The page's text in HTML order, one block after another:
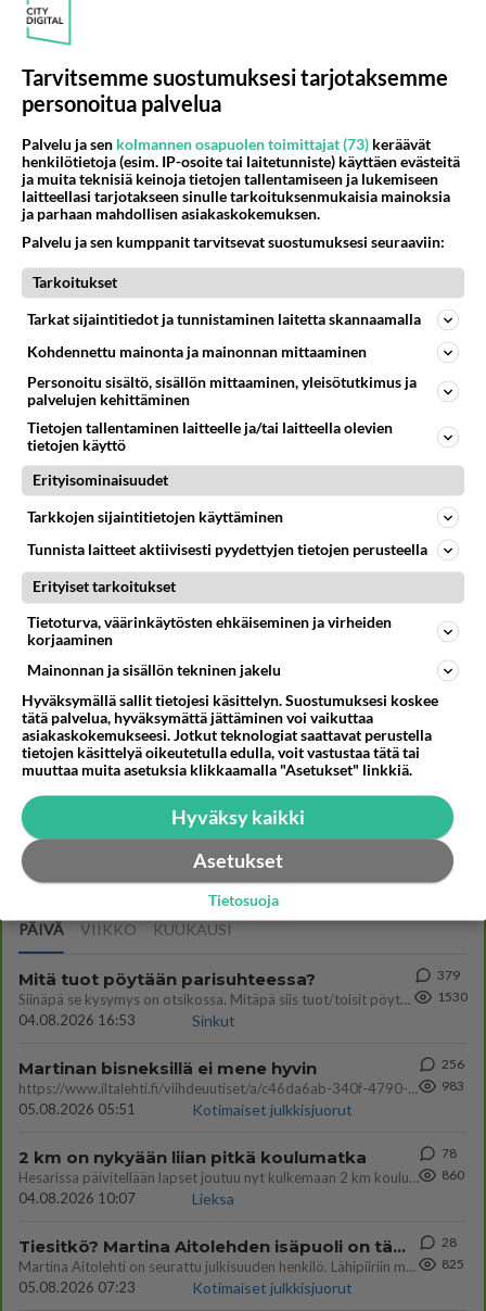
-charizard-
No jo on...tollasii digimonei ei sais kyll lapsil näyttää
olen tosiaan sitä mieltä että koko ohjelma antaa
huonoa esikuvaa pikku
lapsille,jotka eivät vielä oikein tajua tätä mailman
menoa.....
aluksi otin digimonin ihan typeränä
jäljitelmänä mutta tuo jo menee yli
ymmärryksen!entäs jos pikku lapset rupee
ihailemaan tätä satamonia sen
voimien takia?!digimon pitäis lopettaa,toisin kuin
pokémon!
Äänestä Kommentoi
n.t
2001-03-02 15:20:00
ku mä sain synttäri-lahjaks digi(piip)
antaa huonoo mallii pikku-lapsille nää
digit
Äänestä Kommentoi
Kommentoi aloitusta...
Takaisin ylös
LUETUIMMAT KESKUSTELUT
PÄIVÄ VIIKKO KUUKAUSI
Mitä tuot pöytään parisuhteessa?
Siinäpä se kysymys on otsikossa. Mitäpä siis tuot/toisit pöytään parisuhteessa? Oletko mies vai nainen? Koetko sen mitä
04.08.2026 16:53
Sinkut
379
1530
Martinan bisneksillä ei mene hyvin
https://www.iltalehti.fi/viihdeuutiset/a/c46da6ab-340f-4790-aaa7-0865eed2336 Yrityksen konkurssihakemus on tullut kärä
05.08.2026 05:51
Kotimaiset julkkisjuorut
256
983
2 km on nykyään liian pitkä koulumatka
Hesarissa päivitellään lapset joutuu nyt kulkemaan 2 km kouluun jösses. Ruostefillarilla tuo matka menee vaikka miten äk
04.08.2026 10:07
Lieksa
78
860
Tiesitkö? Martina Aitolehden isäpuoli on tämä suosittu laulaja
Martina Aitolehti on seurattu julkisuuden henkilö. Lähipiiriin mahtuu muitakin tunnettuja henkilöitä. Tiesitkö, että Ma
05.08.2026 07:23
Kotimaiset julkkisjuorut
28
825
Tarvitsemme suostumuksesi tarjotaksemme
personoitua palvelua
Palvelu ja sen kolmannen osapuolen toimittajat (73) keräävät
henkilötietoja (esim. IP-osoite tai laitetunniste) käyttäen evästeitä
ja muita teknisiä keinoja tietojen tallentamiseen ja lukemiseen
laitteellasi tarjotakseen sinulle tarkoituksenmukaisia mainoksia
ja parhaan mahdollisen asiakaskokemuksen.
Palvelu ja sen kumppanit tarvitsevat suostumuksesi seuraaviin:
Tarkoitukset
Tarkat sijaintitiedot ja tunnistaminen laitetta skannaamalla
Kohdennettu mainonta ja mainonnan mittaaminen
Personoitu sisältö, sisällön mittaaminen, yleisötutkimus ja
palvelujen kehittäminen
Tietojen tallentaminen laitteelle ja/tai laitteella olevien
tietojen käyttö
Erityisominaisuudet
Tarkkojen sijaintitietojen käyttäminen
Tunnista laitteet aktiivisesti pyydettyjen tietojen perusteella
Erityiset tarkoitukset
Tietoturva, väärinkäytösten ehkäiseminen ja virheiden
korjaaminen
Mainonnan ja sisällön tekninen jakelu
Hyväksymällä sallit tietojesi käsittelyn. Suostumuksesi koskee
tätä palvelua, hyväksymättä jättäminen voi vaikuttaa
asiakaskokemukseesi. Jotkut teknologiat saattavat perustella
tietojen käsittelyä oikeutetulla edulla, voit vastustaa tätä tai
muuttaa muita asetuksia klikkaamalla "Asetukset" linkkiä.
Hyväksy kaikki
Asetukset
Tietosuoja